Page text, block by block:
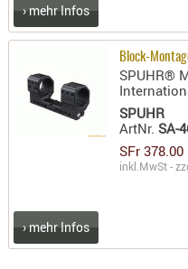
› mehr Infos
Block-
SPUHR®
SPUHR
ArtNr.SA-
SFr 378.00
inkl.MwSt -
› mehr Infos